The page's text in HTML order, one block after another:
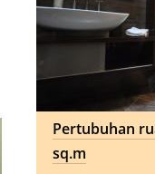
Pertubuhan
sq.m